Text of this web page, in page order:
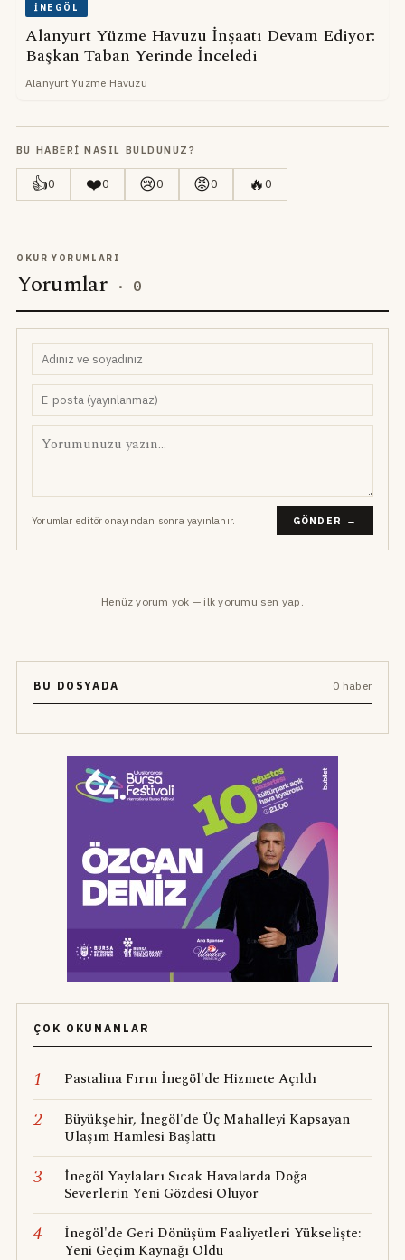
İNEGÖL
Alanyurt Yüzme Havuzu İnşaatı Devam Ediyor:
Başkan Taban Yerinde İnceledi
Alanyurt Yüzme Havuzu
BU HABERI NASIL BULDUNUZ?
👍0 ❤️0 😢0 😡0 🔥0
OKUR YORUMLARI
Yorumlar · 0
Yorumlar editör onayından sonra yayınlanır. GÖNDER →
Henüz yorum yok — ilk yorumu sen yap.
BU DOSYADA 0 haber
ÇOK OKUNANLAR
1 Pastalina Fırın İnegöl'de Hizmete Açıldı
2
Büyükşehir, İnegöl'de Üç Mahalleyi Kapsayan
Ulaşım Hamlesi Başlattı
3
İnegöl Yaylaları Sıcak Havalarda Doğa
Severlerin Yeni Gözdesi Oluyor
4
İnegöl'de Geri Dönüşüm Faaliyetleri Yükselişte:
Yeni Geçim Kaynağı Oldu